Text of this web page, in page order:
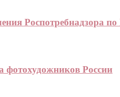
Роспотребнадзора
России